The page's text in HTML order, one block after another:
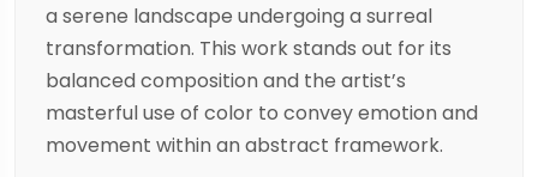
a serene landscape undergoing a surreal
transformation. This work stands out for its
balanced composition and the artist’s
masterful use of color to convey emotion and
movement within an abstract framework.